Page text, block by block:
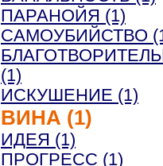
ПАРАНОЙЯ (1)
САМОУБИЙСТВО
(1)
ИСКУШЕНИЕ (1)
ВИНА (1)
ИДЕЯ (1)
ПРОГРЕСС (1)